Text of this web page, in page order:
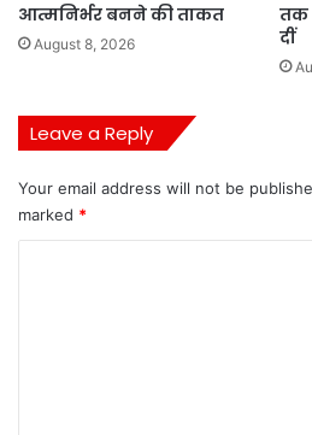
आत्मनिर्भर बनने की ताकत
August 8, 2026
तक
दीं
Leave a Reply
Your email address will not be
marked *